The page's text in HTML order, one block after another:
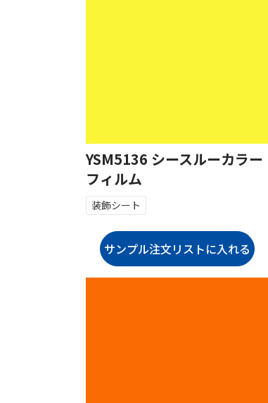
YSM5136 シースルーカラー
フィルム
装飾シート